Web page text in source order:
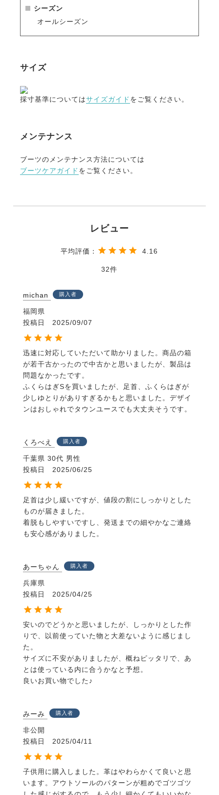
雰囲気。普段履きでも絵になるスタイルです。
また高級感のあるロゴ入りボタンは馬モチーフのロゴ
がさりげなく乗馬をアピールします。
【開発ストーリー】
靴のフィット感で最も重要なものは、靴の元になる土
台の「ラスト（木型）」です。
本人の足に合ったラストを作らなければなりません。
そこで日本屈指の靴の産地、神戸・長田で長い歴史を
もつ老舗メーカーに協力を依頼しました。
テスト結果をフィードバックしてラストを削ったり、
またロングブーツなので足首より上側は木型ではなく
この部分も合わせて細かく調整されます。
て完成に近づけていきます。
最終サンプルが完成しました。
ブーツの量産は、長年ドイツや英国向けに乗馬ブーツ
何度か量産サンプルの修正を繰り返し、さらに1年の
歳月を掛けて皆様に提供できるブーツが完成しまし
た。
多くの人の想いを経て完成したブーツです。是非一度
お試し下さい。
・保管の際は型崩れを防ぐ為の【EQULIBERTA ブー
ーツケアBOX】のご使用をおすすめします。ロゴ入り
アガイド付きなので初めてのお手入れにも◎。
《お得なセット販売》
・ロングブーツを収納、持ち運びできるバッグとのセ
ット
EQULIBERTA 本革 ロングブーツ＆バッグセット
・型崩れを防止できるブーツキーパーとのセット
シーズン
オールシーズン
サイズ
採寸基準についてはサイズガイド をご覧ください。
メンテナンス
ブーツのメンテナンス方法については
ブーツケアガイド をご覧ください。
4.16
32
michan 購入者
福岡県
投稿日
2025/09/07
迅速に対応していただいて助かりました。商品の箱
が若干古かったので中古かと思いましたが、製品は
問題なかったです。
ふくらはぎSを買いましたが、足首、ふくらはぎが
少しゆとりがありすぎるかもと思いました。デザイ
ンはおしゃれでタウンユースでも大丈夫そうです。
くろべえ 購入者
千葉県 30代 男性
投稿日
2025/06/25
足首は少し緩いですが、値段の割にしっかりとした
ものが届きました。
着脱もしやすいですし、発送までの細やかなご連絡
も安心感がありました。
あーちゃん 購入者
兵庫県
投稿日
2025/04/25
安いのでどうかと思いましたが、しっかりとした作
りで、以前使っていた物と大差ないように感じまし
た。
サイズに不安がありましたが、概ねピッタリで、あ
とは使っている内に合うかなと予想。
良いお買い物でした♪
みーみ 購入者
非公開
投稿日
2025/04/11
子供用に購入しました。革はやわらかくて良いと思
います。アウトソールのパターンが粗めでゴツゴツ